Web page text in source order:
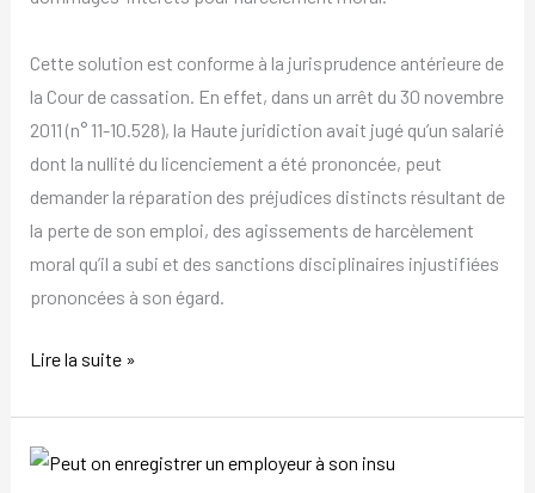
Cette solution est conforme à la jurisprudence antérieure de
la Cour de cassation. En effet, dans un arrêt du 30 novembre
2011 (n° 11-10.528), la Haute juridiction avait jugé qu’un salarié
dont la nullité du licenciement a été prononcée, peut
demander la réparation des préjudices distincts résultant de
la perte de son emploi, des agissements de harcèlement
moral qu’il a subi et des sanctions disciplinaires injustifiées
prononcées à son égard.
Lire la suite »
Peut